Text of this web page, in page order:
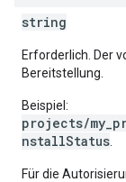
string
Erforderlich. Der
Bereitstellung.
Beispiel:
projects/
nstallStatus
Für die